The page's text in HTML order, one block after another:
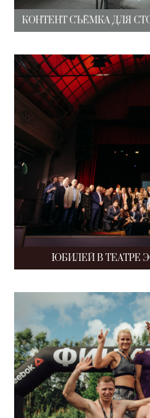
КОНТЕНТ СЪЁМКА ДЛЯ
ЮБИЛЕЙ В ТЕАТРЕ